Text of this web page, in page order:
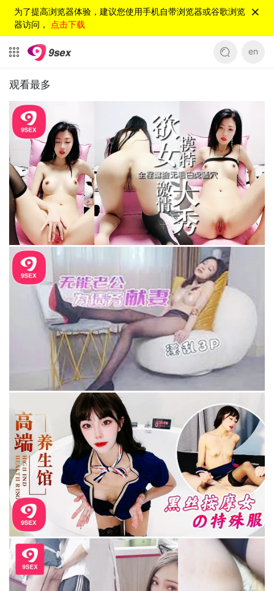
为了提高浏览器体验，建议您使用手机自带浏览器或谷歌浏览
器访问， 点击下载
en
观看最多